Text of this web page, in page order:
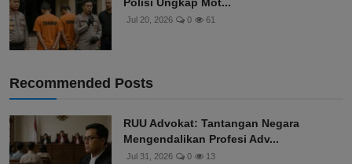
Polisi Ungkap Mot...
Jul 20, 2026 0 61
Recommended Posts
RUU Advokat: Tantangan Negara
Mengendalikan Profesi Adv...
Jul 31, 2026 0 13